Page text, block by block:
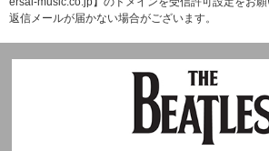
返信メールが届かない場合がございます。